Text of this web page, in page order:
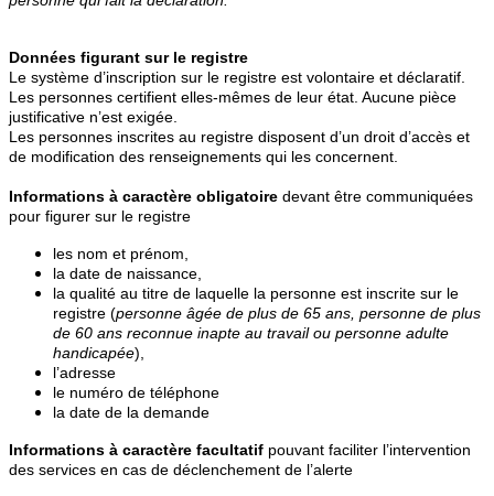
Données figurant sur le registre
Le système d’inscription sur le registre est volontaire et déclaratif.
Les personnes certifient elles-mêmes de leur état. Aucune pièce
justificative n’est exigée.
Les personnes inscrites au registre disposent d’un droit d’accès et
de modification des renseignements qui les concernent.
Informations à caractère obligatoire devant être communiquées
pour figurer sur le registre
les nom et prénom,
la date de naissance,
la qualité au titre de laquelle la personne est inscrite sur le
registre (personne âgée de plus de 65 ans, personne de plus
de 60 ans reconnue inapte au travail ou personne adulte
handicapée),
l’adresse
le numéro de téléphone
la date de la demande
Informations à caractère facultatif pouvant faciliter l’intervention
des services en cas de déclenchement de l’alerte